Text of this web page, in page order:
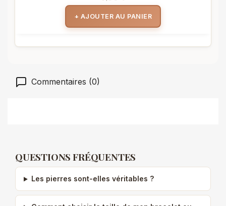
+ AJOUTER AU PANIER
Commentaires (0)
QUESTIONS FRÉQUENTES
Les pierres sont-elles véritables ?